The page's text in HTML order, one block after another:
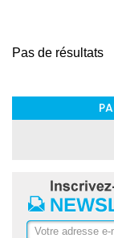
Pas de résultats